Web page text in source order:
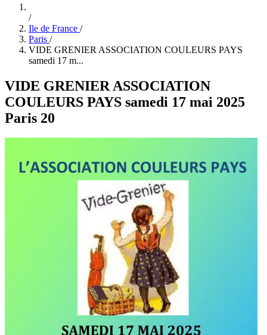
/
Ile de France /
Paris /
VIDE GRENIER ASSOCIATION COULEURS PAYS
samedi 17 m...
VIDE GRENIER ASSOCIATION
COULEURS PAYS samedi 17 mai 2025
Paris 20